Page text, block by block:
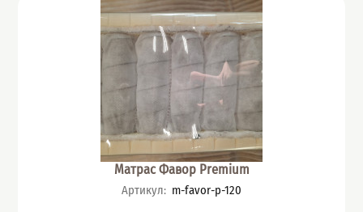
Матрас Фавор Premium
Артикул: m-favor-p-120